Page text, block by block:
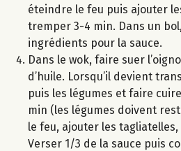
éteindre le feu puis ajouter
tremper 3-4 min. Dans un
ingrédients pour la sauce.
Dans le wok, faire suer
d’huile. Lorsqu’il devient
puis les légumes et faire
min (les légumes doivent
le feu, ajouter les
Verser 1/3 de la sauce puis